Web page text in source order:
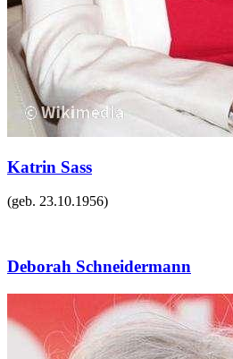
Katrin Sass
(geb. 23.10.1956)
Deborah Schneidermann